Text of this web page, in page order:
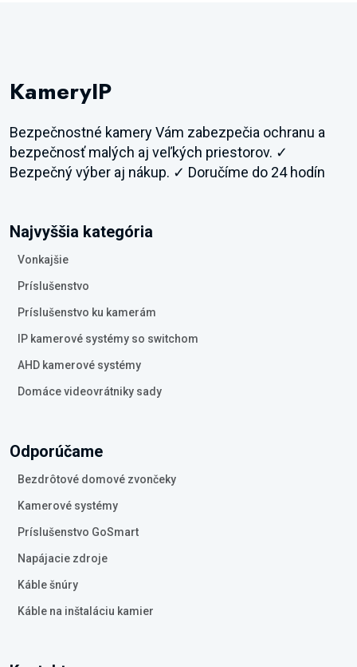
KameryIP
Bezpečnostné kamery Vám zabezpečia ochranu a
bezpečnosť malých aj veľkých priestorov. ✓
Bezpečný výber aj nákup. ✓ Doručíme do 24 hodín
Najvyššia kategória
Vonkajšie
Príslušenstvo
Príslušenstvo ku kamerám
IP kamerové systémy so switchom
AHD kamerové systémy
Domáce videovrátniky sady
Odporúčame
Bezdrôtové domové zvončeky
Kamerové systémy
Príslušenstvo GoSmart
Napájacie zdroje
Káble šnúry
Káble na inštaláciu kamier